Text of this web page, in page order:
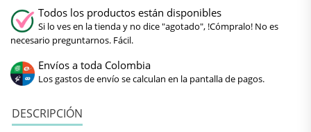
Todos los productos están disponibles
Si lo ves en la tienda y no dice "agotado", !Cómpralo! No es
necesario preguntarnos. Fácil.
Envíos a toda Colombia
Los gastos de envío se calculan en la pantalla de pagos.
DESCRIPCIÓN